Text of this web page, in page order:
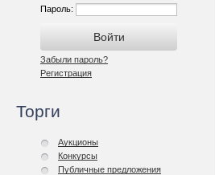
Пароль:
Забыли пароль?
Регистрация
Торги
Аукционы
Конкурсы
Публичные предложения